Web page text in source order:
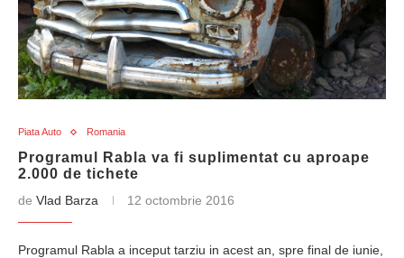
Piata Auto Romania
Programul Rabla va fi suplimentat cu aproape
2.000 de tichete
de Vlad Barza 12 octombrie 2016
Programul Rabla a inceput tarziu in acest an, spre final de iunie,